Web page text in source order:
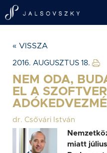
« VISSZA
2016. AUGUSZTUS 18.
NEM ODA,
EL A
dr. Csővári István
miatt